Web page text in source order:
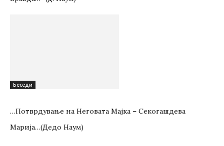
Беседи
…Потврдување на Неговата Мајка – Секогашдева
Марија…(Дедо Наум)